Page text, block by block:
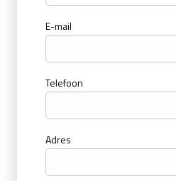
E-mail
Telefoon
Adres